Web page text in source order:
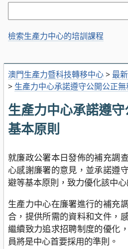
澳門生產力暨科技轉移中心> 最
> 生產力中心承諾遵守公開公正
生產力中心承諾遵
基本原則
就廉政公署本日發佈的補充調
心感謝廉署的意見，並承諾遵
避等基本原則，致力優化該中
生產力中心在廉署進行的補充
合，提供所需的資料和文件，
繼續致力追求招聘制度的優化
員將是中心首要採用的準則。
檢索生產力中心的培訓課程